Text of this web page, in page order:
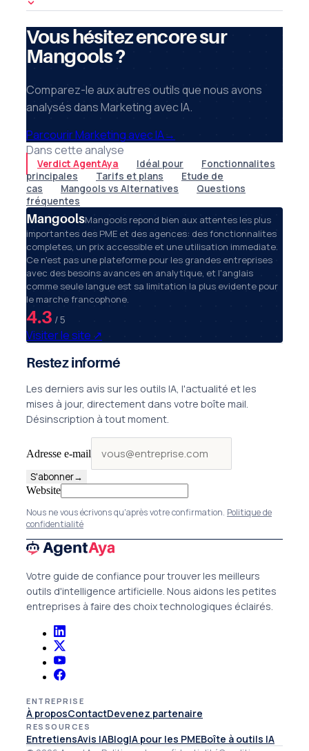
Vous hésitez encore sur
Mangools ?
Comparez-le aux autres outils que nous avons
analysés dans Marketing avec IA.
Parcourir Marketing avec IA→
Dans cette analyse
Verdict AgentAya Idéal pour
Fonctionnalites
principales
Tarifs et plans
Etude de
cas
Mangools vs Alternatives
Questions
fréquentes
MangoolsMangools repond bien aux attentes les plus
importantes des PME et des agences: des fonctionnalites
completes, un prix accessible et une utilisation immediate.
Ce n'est pas une plateforme pour les grandes entreprises
avec des besoins avances en analytique, et l'anglais
comme seule langue est sa limitation la plus evidente pour
le marche francophone.
4.3 / 5
Visiter le site ↗
Restez informé
Les derniers avis sur les outils IA, l'actualité et les
mises à jour, directement dans votre boîte mail.
Désinscription à tout moment.
Adresse e-mail
S'abonner→
Website
Nous ne vous écrivons qu'après votre confirmation. Politique de
confidentialité
Votre guide de confiance pour trouver les meilleurs
outils d'intelligence artificielle. Nous aidons les petites
entreprises à faire des choix technologiques éclairés.
ENTREPRISE
À proposContactDevenez partenaire
RESSOURCES
EntretiensAvis IABlogIA pour les PMEBoîte à outils IA